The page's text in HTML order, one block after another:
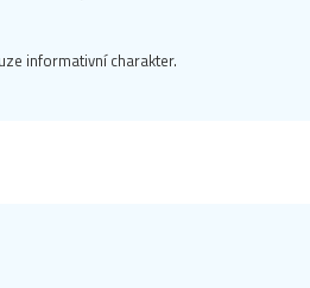
informativní charakter.